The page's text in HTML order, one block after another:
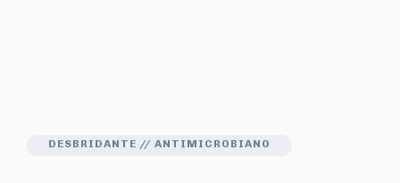
DESBRIDANTE // ANTIMICROBIANO